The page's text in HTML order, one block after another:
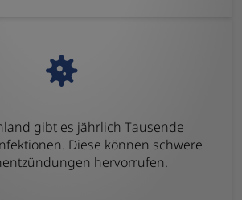
gibt es jährlich Tausende
Diese können schwere
hervorrufen.